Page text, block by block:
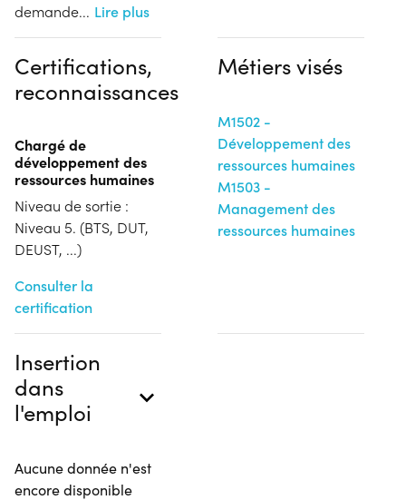
demande... Lire plus
Certifications,
reconnaissances
Chargé de
développement des
ressources humaines
Niveau de sortie :
Niveau 5. (BTS, DUT,
DEUST, ...)
Consulter la
certification
Métiers visés
M1502 -
Développement des
ressources humaines
M1503 -
Management des
ressources humaines
Insertion
dans
l'emploi
Aucune donnée n'est
encore disponible